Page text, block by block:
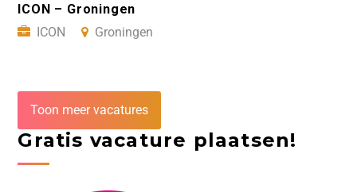
ICON – Groningen
ICON
Groningen
Toon meer vacatures
Gratis vacature plaatsen!